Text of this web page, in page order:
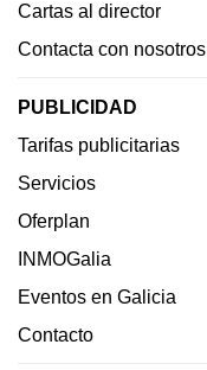
Cartas al director
Contacta con nosotros
PUBLICIDAD
Tarifas publicitarias
Servicios
Oferplan
INMOGalia
Eventos en Galicia
Contacto